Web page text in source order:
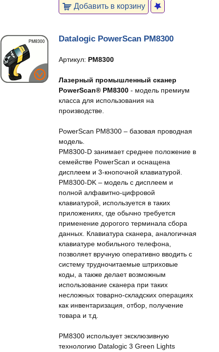
Добавить в корзину
Datalogic PowerScan PM8300
Артикул: PM8300
Лазерный промышленный сканер
PowerScan® PM8300 - модель премиум
класса для использования на
производстве.
PowerScan PM8300 – базовая проводная
модель.
PM8300-D занимает среднее положение в
семействе PowerScan и оснащена
дисплеем и 3-кнопочной клавиатурой.
PM8300-DK – модель с дисплеем и
полной алфавитно-цифровой
клавиатурой, используется в таких
приложениях, где обычно требуется
применение дорогого терминала сбора
данных. Клавиатура сканера, аналогичная
клавиатуре мобильного телефона,
позволяет вручную оперативно вводить с
систему трудночитаемые штриховые
коды, а также делает возможным
использование сканера при таких
несложных товарно-складских операциях
как инвентаризация, отбор, получение
товара и т.д.
PM8300 использует эксклюзивную
технологию Datalogic 3 Green Lights